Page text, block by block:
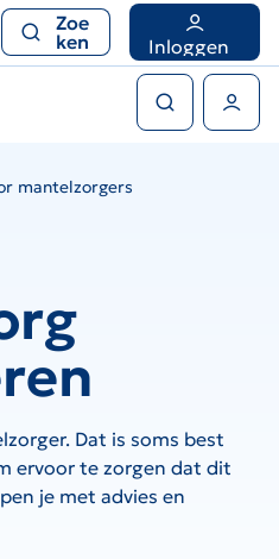
Zoe
ken
Inloggen
mantelzorgers
Dat is soms best
ervoor te zorgen dat dit
je met advies en